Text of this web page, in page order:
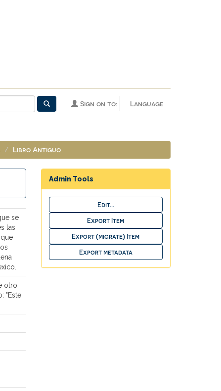
Language
Sign on to:
Libro Antiguo
se
las
otro
"Este
Admin Tools